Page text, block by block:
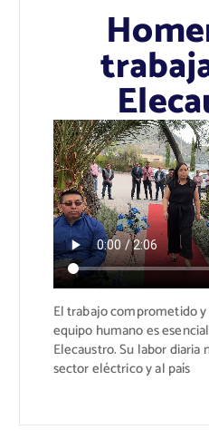
El trabajo comprometido
equipo humano es
Elecaustro. Su labor diaria
sector eléctricoy al país